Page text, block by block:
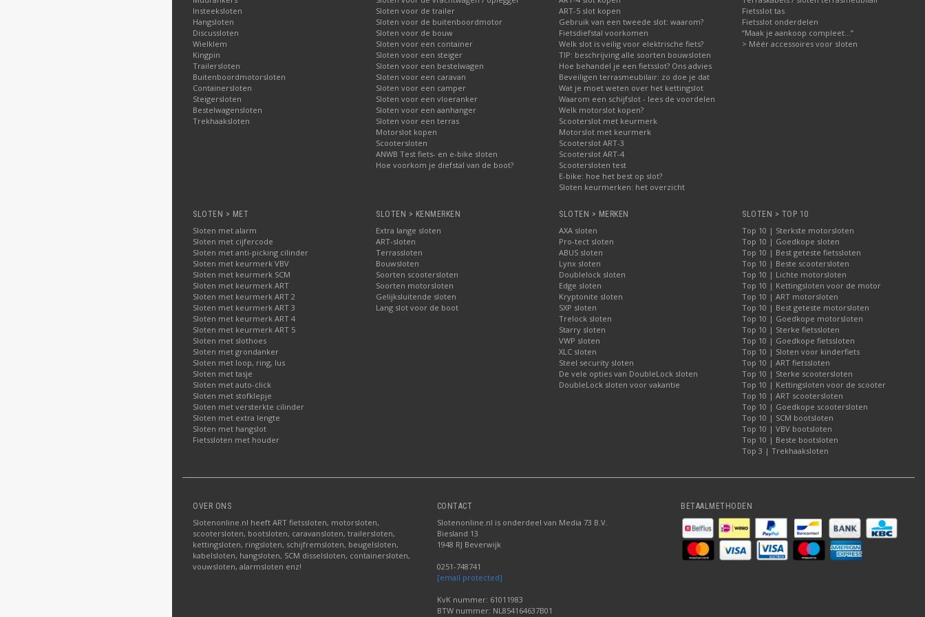
Insteeksloten
Hangsloten
Discussloten
Wielklem
Kingpin
Trailersloten
Buitenboordmotorsloten
Containersloten
Steigersloten
Bestelwagensloten
Trekhaaksloten
Sloten voor de trailer
Sloten voor de buitenboordmotor
Sloten voor de bouw
Sloten voor een container
Sloten voor een steiger
Sloten voor een bestelwagen
Sloten voor een caravan
Sloten voor een camper
Sloten voor een vloeranker
Sloten voor een aanhanger
Sloten voor een terras
Motorslot kopen
Scootersloten
ANWB Test fiets- en e-bike sloten
Hoe voorkom je diefstal van de boot?
ART-5 slot kopen
Gebruik van een tweede slot: waarom?
Fietsdiefstal voorkomen
Welk slot is veilig voor elektrische fiets?
TIP: beschrijving alle soorten bouwsloten
Hoe behandel je een fietsslot? Ons advies
Beveiligen terrasmeubilair: zo doe je dat
Wat je moet weten over het kettingslot
Waarom een schijfslot - lees de voordelen
Welk motorslot kopen?
Scooterslot met keurmerk
Motorslot met keurmerk
Scooterslot ART-3
Scooterslot ART-4
Scootersloten test
E-bike: hoe het best op slot?
Sloten keurmerken: het overzicht
Fietsslot tas
Fietsslot onderdelen
“Maak je aankoop compleet…”
> Méér accessoires voor sloten
SLOTEN > MET
Sloten met alarm
Sloten met cijfercode
Sloten met anti-picking cilinder
Sloten met keurmerk VBV
Sloten met keurmerk SCM
Sloten met keurmerk ART
Sloten met keurmerk ART 2
Sloten met keurmerk ART 3
Sloten met keurmerk ART 4
Sloten met keurmerk ART 5
Sloten met slothoes
Sloten met grondanker
Sloten met loop, ring, lus
Sloten met tasje
Sloten met auto-click
Sloten met stofklepje
Sloten met versterkte cilinder
Sloten met extra lengte
Sloten met hangslot
Fietssloten met houder
SLOTEN > KENMERKEN
Extra lange sloten
ART-sloten
Terrassloten
Bouwsloten
Soorten scootersloten
Soorten motorsloten
Gelijksluitende sloten
Lang slot voor de boot
SLOTEN > MERKEN
AXA sloten
Pro-tect sloten
ABUS sloten
Lynx sloten
Doublelock sloten
Edge sloten
Kryptonite sloten
SXP sloten
Trelock sloten
Starry sloten
VWP sloten
XLC sloten
Steel security sloten
De vele opties van DoubleLock sloten
DoubleLock sloten voor vakantie
SLOTEN > TOP 10
Top 10 | Sterkste motorsloten
Top 10 | Goedkope sloten
Top 10 | Best geteste fietssloten
Top 10 | Beste scootersloten
Top 10 | Lichte motorsloten
Top 10 | Kettingsloten voor de motor
Top 10 | ART motorsloten
Top 10 | Best geteste motorsloten
Top 10 | Goedkope motorsloten
Top 10 | Sterke fietssloten
Top 10 | Goedkope fietssloten
Top 10 | Sloten voor kinderfiets
Top 10 | ART fietssloten
Top 10 | Sterke scootersloten
Top 10 | Kettingsloten voor de scooter
Top 10 | ART scootersloten
Top 10 | Goedkope scootersloten
Top 10 | SCM bootsloten
Top 10 | VBV bootsloten
Top 10 | Beste bootsloten
Top 3 | Trekhaaksloten
OVER ONS
Slotenonline.nl heeft ART fietssloten, motorsloten,
scootersloten, bootsloten, caravansloten, trailersloten,
kettingsloten, ringsloten, schijfremsloten, beugelsloten,
kabelsloten, hangsloten, SCM disselsloten, containersloten,
vouwsloten, alarmsloten enz!
CONTACT
Slotenonline.nl is onderdeel van Media 73 B.V.
Biesland 13
1948 RJ Beverwijk
0251-748741
[email protected]
KvK nummer: 61011983
BTW nummer: NL854164637B01
BETAALMETHODEN